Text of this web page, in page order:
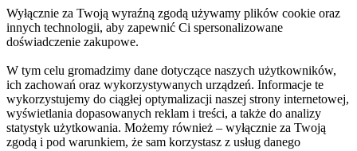
Wyłącznie za Twoją wyraźną zgodą używamy plików cookie oraz
innych technologii, aby zapewnić Ci spersonalizowane
doświadczenie zakupowe.
W tym celu gromadzimy dane dotyczące naszych użytkowników,
ich zachowań oraz wykorzystywanych urządzeń. Informacje te
wykorzystujemy do ciągłej optymalizacji naszej strony internetowej,
wyświetlania dopasowanych reklam i treści, a także do analizy
statystyk użytkowania. Możemy również – wyłącznie za Twoją
zgodą i pod warunkiem, że sam korzystasz z usług danego